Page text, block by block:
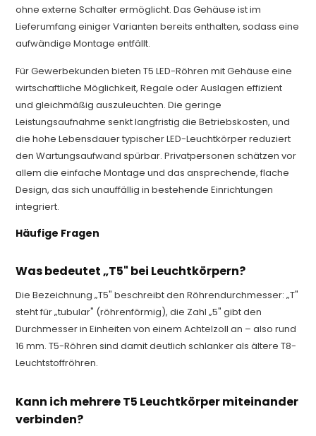
ohne externe Schalter ermöglicht. Das Gehäuse ist im
Lieferumfang einiger Varianten bereits enthalten, sodass eine
aufwändige Montage entfällt.
Für Gewerbekunden bieten T5 LED-Röhren mit Gehäuse eine
wirtschaftliche Möglichkeit, Regale oder Auslagen effizient
und gleichmäßig auszuleuchten. Die geringe
Leistungsaufnahme senkt langfristig die Betriebskosten, und
die hohe Lebensdauer typischer LED-Leuchtkörper reduziert
den Wartungsaufwand spürbar. Privatpersonen schätzen vor
allem die einfache Montage und das ansprechende, flache
Design, das sich unauffällig in bestehende Einrichtungen
integriert.
Häufige Fragen
Was bedeutet „T5" bei Leuchtkörpern?
Die Bezeichnung „T5" beschreibt den Röhrendurchmesser: „T"
steht für „tubular" (röhrenförmig), die Zahl „5" gibt den
Durchmesser in Einheiten von einem Achtelzoll an – also rund
16 mm. T5-Röhren sind damit deutlich schlanker als ältere T8-
Leuchtstoffröhren.
Kann ich mehrere T5 Leuchtkörper miteinander
verbinden?